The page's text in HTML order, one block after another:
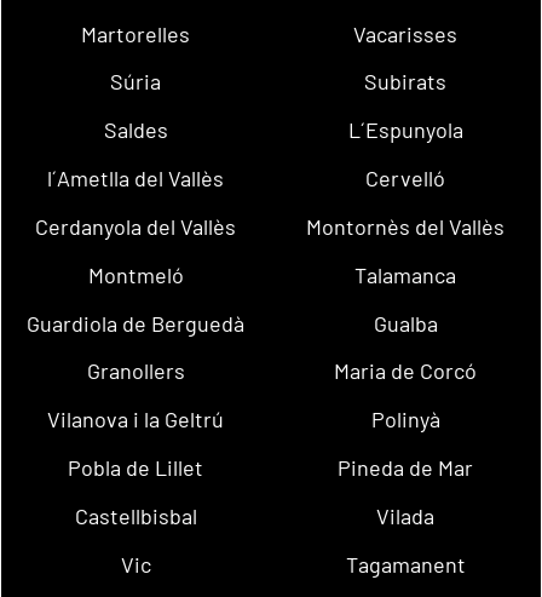
Martorelles
Vacarisses
Súria
Subirats
Saldes
L´Espunyola
l´Ametlla del Vallès
Cervelló
Cerdanyola del Vallès
Montornès del Vallès
Montmeló
Talamanca
Guardiola de Berguedà
Gualba
Granollers
Maria de Corcó
Vilanova i la Geltrú
Polinyà
Pobla de Lillet
Pineda de Mar
Castellbisbal
Vilada
Vic
Tagamanent